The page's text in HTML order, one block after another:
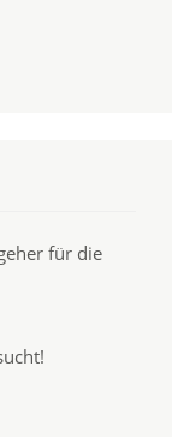
für die